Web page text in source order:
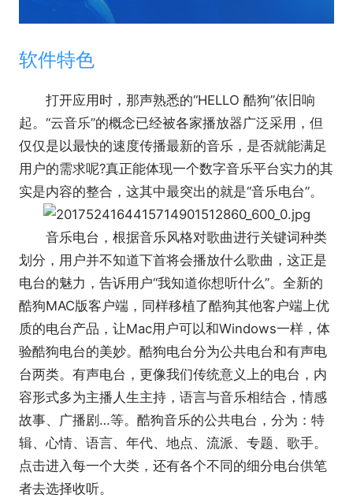
软件特色
打开应用时，那声熟悉的“HELLO 酷狗”依旧响
起。“云音乐”的概念已经被各家播放器广泛采用，但
仅仅是以最快的速度传播最新的音乐，是否就能满足
用户的需求呢?真正能体现一个数字音乐平台实力的其
实是内容的整合，这其中最突出的就是“音乐电台”。
音乐电台，根据音乐风格对歌曲进行关键词种类
划分，用户并不知道下首将会播放什么歌曲，这正是
电台的魅力，告诉用户“我知道你想听什么”。全新的
酷狗MAC版客户端，同样移植了酷狗其他客户端上优
质的电台产品，让Mac用户可以和Windows一样，体
验酷狗电台的美妙。酷狗电台分为公共电台和有声电
台两类。有声电台，更像我们传统意义上的电台，内
容形式多为主播人生主持，语言与音乐相结合，情感
故事、广播剧…等。酷狗音乐的公共电台，分为：特
辑、心情、语言、年代、地点、流派、专题、歌手。
点击进入每一个大类，还有各个不同的细分电台供笔
者去选择收听。